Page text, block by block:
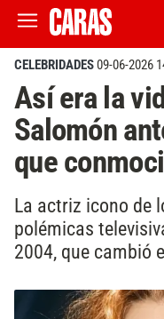
CELEBRIDADES09-06-2026
Así era la
Salomón
que
La actriz icono de
polémicas
2004, que cambió